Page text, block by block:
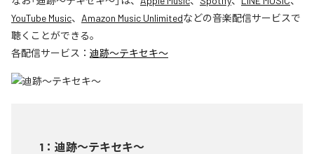
YouTube Music、 Amazon Music Unlimitedなどの音楽配信サービスで
聴くことができる。
各配信サービス： 迪跡〜テキセキ〜
1 ： 迪跡〜テキセキ〜